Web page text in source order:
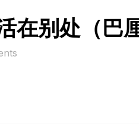
在别处（巴